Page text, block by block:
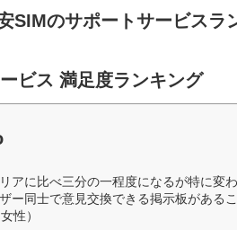
SIMのサポートサービスラ
ビス 満足度ランキング
アに比べ三分の一程度になるが特に変
ー同士で意見交換できる掲示板がある
性）